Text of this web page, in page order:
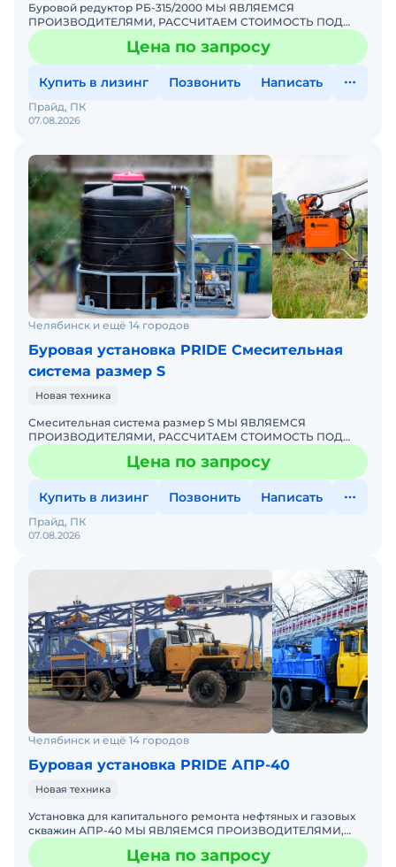
Буровой редуктор РБ-315/2000 МЫ ЯВЛЯЕМСЯ
ПРОИЗВОДИТЕЛЯМИ, РАССЧИТАЕМ СТОИМОСТЬ ПОД
ВАШ ИНДИВИДУАЛЬНЫЙ ЗАКАЗ! ПОДРОБНОСТИ
УТОЧНЯЙТЕ ПО ТЕЛЕФОНУ ИЛИ В ЧАТЕСтоимо
Цена по запросу
Купить в лизинг Позвонить Написать
07.08.2026
Прайд, ПК
Челябинск и ещё 14 городов
Буровая установка PRIDE Смесительная
система размер S
Новая техника
Смесительная система размер S МЫ ЯВЛЯЕМСЯ
ПРОИЗВОДИТЕЛЯМИ, РАССЧИТАЕМ СТОИМОСТЬ ПОД
ВАШ ИНДИВИДУАЛЬНЫЙ ЗАКАЗ! ПОДРОБНОСТИ
УТОЧНЯЙТЕ ПО ТЕЛЕФОНУ ИЛИ В ЧАТЕСтоим
Цена по запросу
Купить в лизинг Позвонить Написать
07.08.2026
Прайд, ПК
Челябинск и ещё 14 городов
Буровая установка PRIDE АПР-40
Новая техника
Установка для капитального ремонта нефтяных и газовых
скважин АПР-40 МЫ ЯВЛЯЕМСЯ ПРОИЗВОДИТЕЛЯМИ,
РАССЧИТАЕМ СТОИМОСТЬ ПОД ВАШ ИНДИВИДУАЛЬНЫЙ
ЗАКАЗ! ПОДРОБНОСТЦена по запросу